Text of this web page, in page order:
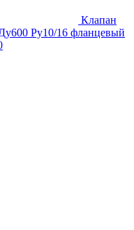
Клапан
Ру10/16 фланцевый